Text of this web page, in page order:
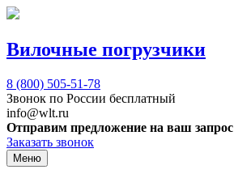
Вилочные погрузчики
8 (800) 505-51-78
Звонок по России бесплатный
info@wlt.ru
Отправим предложение на ваш запрос
Заказать звонок
Меню